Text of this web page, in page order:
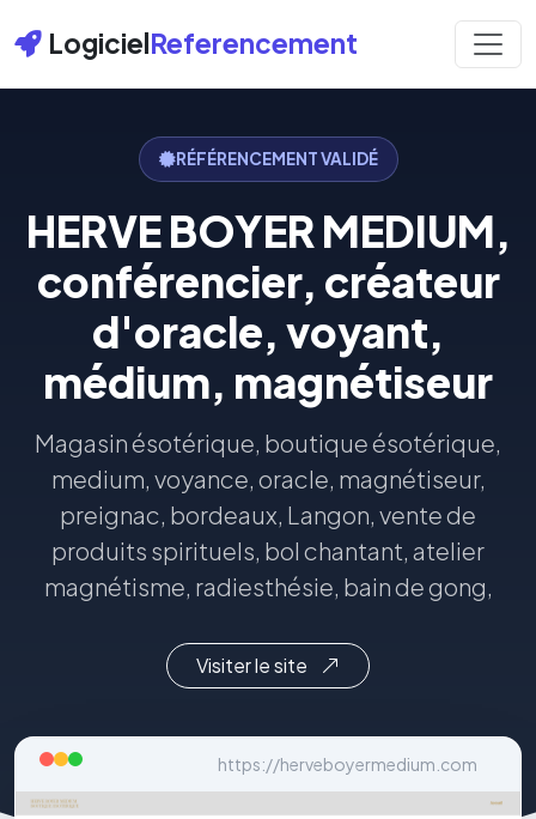
LogicielReferencement
RÉFÉRENCEMENT VALIDÉ
HERVE BOYER MEDIUM,
conférencier, créateur
d'oracle, voyant,
médium, magnétiseur
Magasin ésotérique, boutique ésotérique,
medium, voyance, oracle, magnétiseur,
preignac, bordeaux, Langon, vente de
produits spirituels, bol chantant, atelier
magnétisme, radiesthésie, bain de gong,
Visiter le site
https://herveboyermedium.com